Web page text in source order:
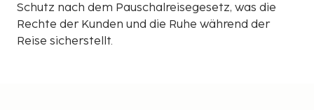
Schutz nach dem Pauschalreisegesetz, was die
Rechte der Kunden und die Ruhe während der
Reise sicherstellt.